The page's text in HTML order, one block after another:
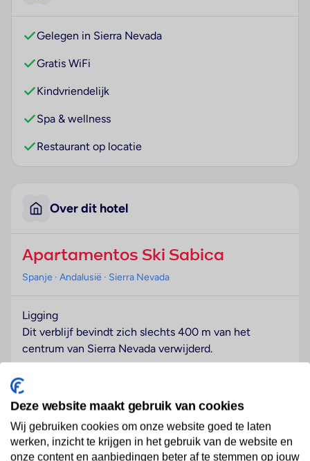
Gelegen in Sierra Nevada
Gratis WiFi
Kindvriendelijk
Spa & wellness
Restaurant op locatie
Over dit hotel
Apartamentos Ski Sabica
Spanje · Andalusië · Sierra Nevada
Ligging
Dit verblijf bevindt zich slechts 400 m van het
centrum van Sierra Nevada verwijderd.
Hotelfaciliteiten
Dit verblijf beschikt over een lift en een receptie.
Verschillende faciliteiten en diensten – zoals een
bagagedepot, een transferservice en kamerservice –
behoren tot de aangeboden voorzieningen. Via Wi-Fi
Deze website maakt gebruik van cookies
Wij gebruiken cookies om onze website goed te laten
werken, inzicht te krijgen in het gebruik van de website en
onze content en aanbiedingen beter af te stemmen op jouw